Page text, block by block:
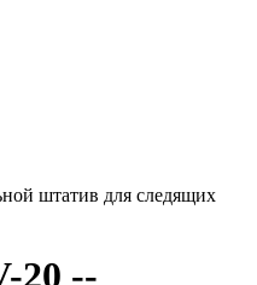
штатив для следящих
20 --